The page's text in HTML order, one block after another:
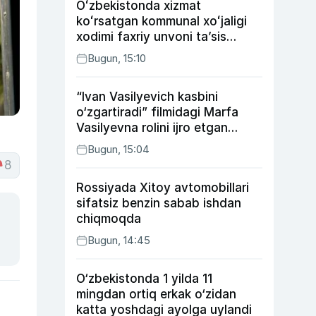
8
Oʻzbekistonda xizmat
koʻrsatgan kommunal xoʻjaligi
xodimi faxriy unvoni taʼsis
etilishi mumkin
Bugun, 15:10
“Ivan Vasilyevich kasbini
o‘zgartiradi” filmidagi Marfa
Vasilyevna rolini ijro etgan
aktrisaning taqdiri qanday
kechdi?
Bugun, 15:04
Rossiyada Xitoy avtomobillari
sifatsiz benzin sabab ishdan
chiqmoqda
Bugun, 14:45
O‘zbekistonda 1 yilda 11
mingdan ortiq erkak o‘zidan
katta yoshdagi ayolga uylandi